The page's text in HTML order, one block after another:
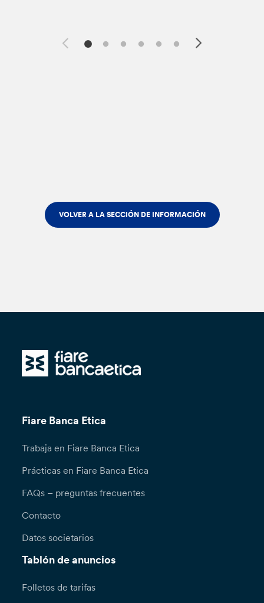
VOLVER A LA SECCIÓN DE INFORMACIÓN
Fiare Banca Etica
Trabaja en Fiare Banca Etica
Prácticas en Fiare Banca Etica
FAQs – preguntas frecuentes
Contacto
Datos societarios
Tablón de anuncios
Folletos de tarifas